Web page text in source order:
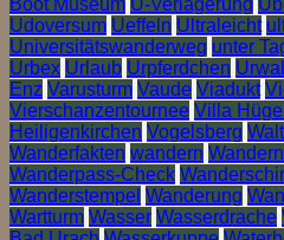
Boot Museum U-Verlagerung
Udoversum Ueffeln Ultraleicht
Universitätswanderweg unter
Urbex Urlaub Urpferdchen
Enz Varusturm Vaude Viadukt
Vierschanzentournee Villa Hügel
Heiligenkirchen Vogelsberg
Wanderfakten wandern
Wanderpass-Check
Wanderstempel Wanderung
Wartturm Wasser Wasserdrache